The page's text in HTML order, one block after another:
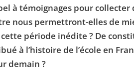
à témoignages pour
nous permettront-elles de
période inédite ? De
à l’histoire de l’école en
demain ?